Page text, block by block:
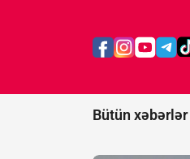
Bütün xəbərlər
ştatında
qəzaya uğrayıb